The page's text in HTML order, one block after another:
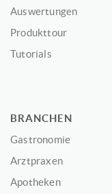
Auswertungen
Produkttour
Tutorials
BRANCHEN
Gastronomie
Arztpraxen
Apotheken